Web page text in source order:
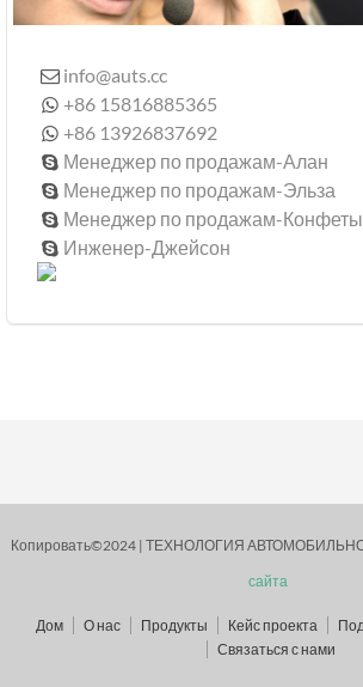
 info@auts.cc
 +86 15816885365
 +86 13926837692
 Менеджер по продажам-Алан
 Менеджер по продажам-Эльза
 Менеджер по продажам-Конфеты
 Инженер-Джейсон
Копировать©2024 | ТЕХНОЛОГИЯ
сайта
Дом О нас Продукты Кейс проекта
Связаться с нами